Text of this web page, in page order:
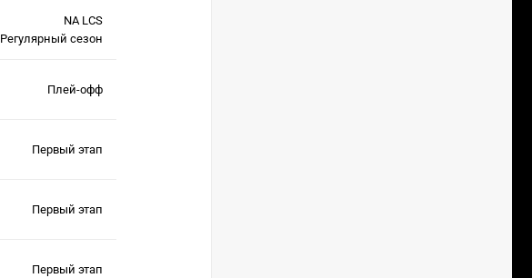
NA LCS
Регулярный сезон
Плей-офф
Первый этап
Первый этап
Первый этап